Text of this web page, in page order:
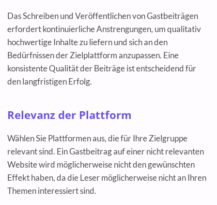
Das Schreiben und Veröffentlichen von Gastbeiträgen
erfordert kontinuierliche Anstrengungen, um qualitativ
hochwertige Inhalte zu liefern und sich an den
Bedürfnissen der Zielplattform anzupassen. Eine
konsistente Qualität der Beiträge ist entscheidend für
den langfristigen Erfolg.
Relevanz der Plattform
Wählen Sie Plattformen aus, die für Ihre Zielgruppe
relevant sind. Ein Gastbeitrag auf einer nicht relevanten
Website wird möglicherweise nicht den gewünschten
Effekt haben, da die Leser möglicherweise nicht an Ihren
Themen interessiert sind.